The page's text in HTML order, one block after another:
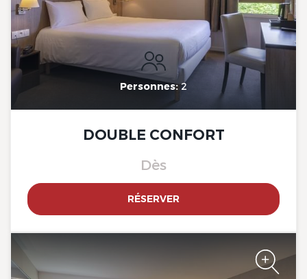
Personnes:2
DOUBLE CONFORT
Dès
RÉSERVER
The Originals City, Limoges
Sud-Feytiat